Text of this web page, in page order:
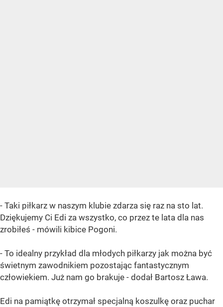
- Taki piłkarz w naszym klubie zdarza się raz na sto lat.
Dziękujemy Ci Edi za wszystko, co przez te lata dla nas
zrobiłeś - mówili kibice Pogoni.
- To idealny przykład dla młodych piłkarzy jak można być
świetnym zawodnikiem pozostając fantastycznym
człowiekiem. Już nam go brakuje - dodał Bartosz Ława.
Edi na pamiątkę otrzymał specjalną koszulkę oraz puchar